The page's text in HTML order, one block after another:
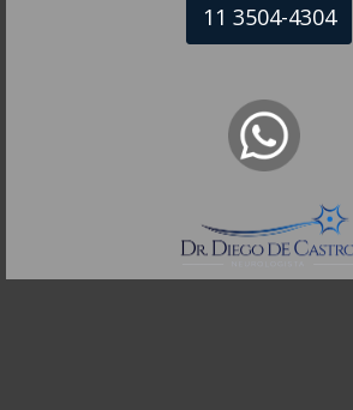
11 3504-4304
NEUROLOGISTA EM SÃO PAULO – SP
R. Itapeva, 518 - sala 1301
Bela Vista - São Paulo - SP